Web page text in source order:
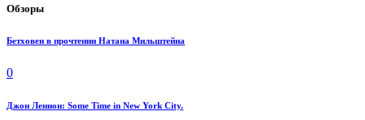
Обзоры
Бетховен в прочтении Натана Мильштейна
0
Джон Леннон: Some Time in New York City.